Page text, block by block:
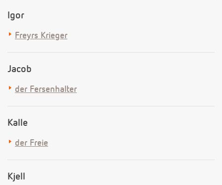
Igor
Freyrs Krieger
Jacob
der Fersenhalter
Kalle
der Freie
Kjell